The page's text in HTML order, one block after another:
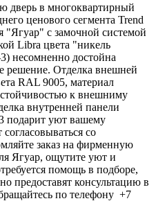
дверь в многоквартирный
ценового сегмента Trend
"Ягуар" с замочной системой
Libra цвета "никель
несомненно достойна
решение. Отделка внешней
RAL 9005, материал
к внешниму
внутренней панели
подарит уют вашему
со
заказ на фирменную
Ягуар, ощутите уют и
помощь в подборе,
предоставят консультацию в
по телефону +7